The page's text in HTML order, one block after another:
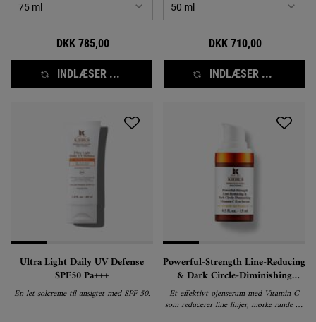
DKK 785,00
INDLÆSER ...
DKK 710,00
INDLÆSER ...
Ultra Light Daily UV Defense
SPF50 Pa+++
En let solcreme til ansigtet med SPF 50.
Powerful-Strength Line-Reducing
& Dark Circle-Diminishing
Vitamin C Eye Serum
Et effektivt øjenserum med Vitamin C
som reducerer fine linjer, mørke rande og